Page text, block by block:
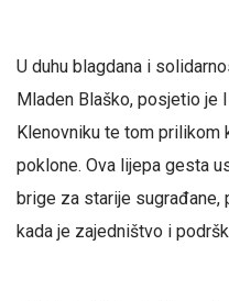
U duhu blagdana i
Mladen Blaško, posjetio je
Klenovniku te tom
poklone. Ova lijepa gesta
brige za starije sugrađane,
kada je zajedništvo i